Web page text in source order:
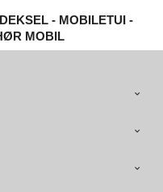
- MOBILETUI -
MOBIL